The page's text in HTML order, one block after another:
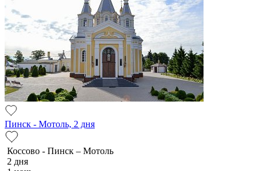
Пинск - Мотоль, 2 дня
Коссово - Пинск – Мотоль
2 дня